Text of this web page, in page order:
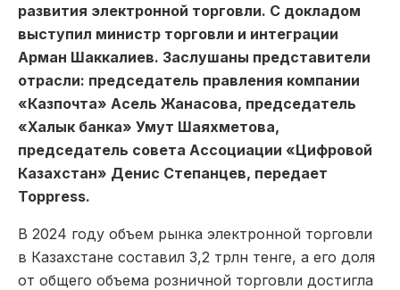
развития электронной торговли. С докладом
выступил министр торговли и интеграции
Арман Шаккалиев. Заслушаны представители
отрасли: председатель правления компании
«Казпочта» Асель Жанасова, председатель
«Халык банка» Умут Шаяхметова,
председатель совета Ассоциации «Цифровой
Казахстан» Денис Степанцев, передает
Toppress.
В 2024 году объем рынка электронной торговли
в Казахстане составил 3,2 трлн тенге, а его доля
от общего объема розничной торговли достигла